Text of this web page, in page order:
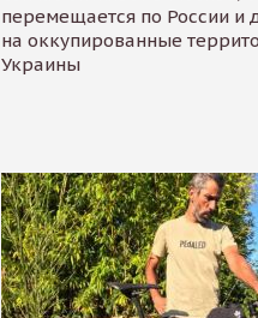
перемещается по России и
на оккупированные
Украины